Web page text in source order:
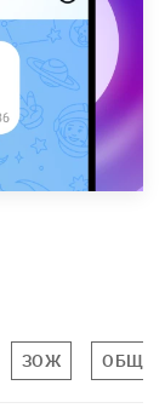
ЗОЖ